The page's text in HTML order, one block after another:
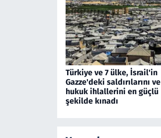
Türkiye ve 7 ülke, İsrail'in
Gazze'deki saldırılarını ve
hukuk ihlallerini en güçlü
şekilde kınadı